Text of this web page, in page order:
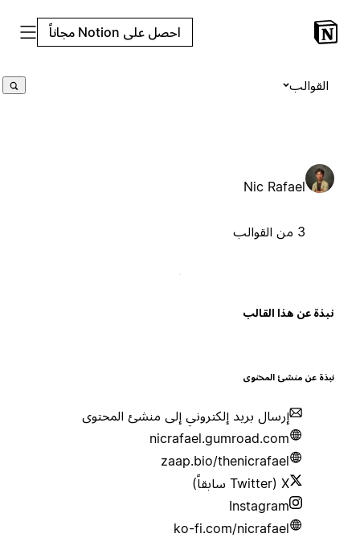
احصل على Notion مجاناً
القوالب
Nic Rafael
عن هذا القالب
عن منشئ المحتوى
إرسال بريد إلكتروني إلى منشئ المحتوى
nicrafael.gumroad.com
zaap.bio/thenicrafael
Instagram
ko-fi.com/nicrafael